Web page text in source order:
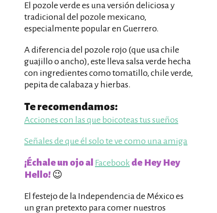
El pozole verde es una versión deliciosa y
tradicional del pozole mexicano,
especialmente popular en Guerrero.
A diferencia del pozole rojo (que usa chile
guajillo o ancho), este lleva salsa verde hecha
con ingredientes como tomatillo, chile verde,
pepita de calabaza y hierbas.
Te recomendamos:
Acciones con las que boicoteas tus sueños
Señales de que él solo te ve como una amiga
¡Échale un ojo al Facebook de Hey Hey
Hello! 😉
El festejo de la Independencia de México es
un gran pretexto para comer nuestros